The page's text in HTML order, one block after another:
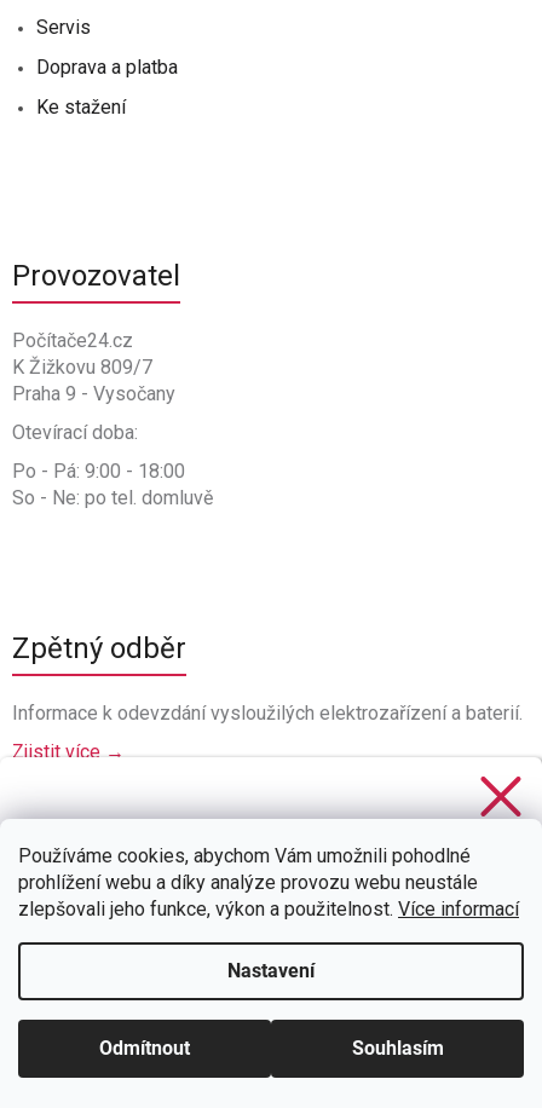
Používáme cookies, abychom Vám umožnili pohodlné
prohlížení webu a díky analýze provozu webu neustále
zlepšovali jeho funkce, výkon a použitelnost. Více informací
Nastavení
Odmítnout Souhlasím
Servis
Doprava a platba
Ke stažení
Provozovatel
Počítače24.cz
K Žižkovu 809/7
Praha 9 - Vysočany
Otevírací doba:
Po - Pá: 9:00 - 18:00
So - Ne: po tel. domluvě
Zpětný odběr
Informace k odevzdání vysloužilých elektrozařízení a baterií.
Zjistit více →
na 300,- Kč je Váš!
CHCI SLEVU
Zásady zpracování osobních údajů